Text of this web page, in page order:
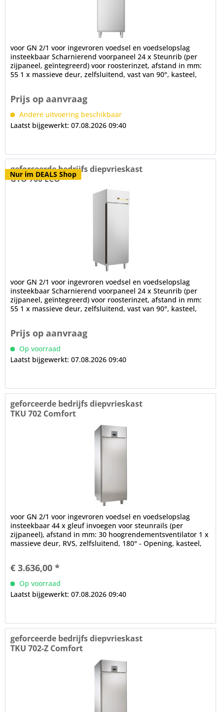
voor GN 2/1 voor ingevroren voedsel en voedselopslag
insteekbaar Scharnierend voorpaneel 24 x Steunrib (per
zijpaneel, geïntegreerd) voor roosterinzet, afstand in mm:
55 1 x massieve deur, zelfsluitend, vast van 90°, kasteel,
Prijs op aanvraag
Andere uitvoering beschikbaar
Laatst bijgewerkt: 07.08.2026 09:40
Nur im DEALS Shop
geforceerde bedrijfs diepvrieskast
GTO 700 ECO
voor GN 2/1 voor ingevroren voedsel en voedselopslag
insteekbaar Scharnierend voorpaneel 24 x Steunrib (per
zijpaneel, geïntegreerd) voor roosterinzet, afstand in mm:
55 1 x massieve deur, zelfsluitend, vast van 90°, kasteel,
Prijs op aanvraag
Op voorraad
Laatst bijgewerkt: 07.08.2026 09:40
geforceerde bedrijfs diepvrieskast
TKU 702 Comfort
voor GN 2/1 voor ingevroren voedsel en voedselopslag
insteekbaar 44 x gleuf invoegen voor steunrails (per
zijpaneel), afstand in mm: 30 hoogrendementsventilator 1 x
massieve deur, RVS, zelfsluitend, 180° - Opening, kasteel,
€ 3.636,00 *
Op voorraad
Laatst bijgewerkt: 07.08.2026 09:40
geforceerde bedrijfs diepvrieskast
TKU 702-Z Comfort